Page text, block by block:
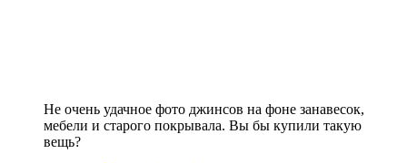
Не очень удачное фото джинсов на фоне занавесок,
мебели и старого покрывала. Вы бы купили такую
вещь?